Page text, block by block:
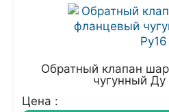
Обратный клапан
чугунный Ду
Цена :